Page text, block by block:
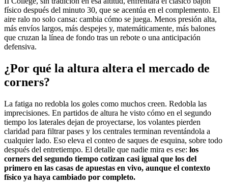
físico después del minuto 30, que se acentúa en el complemento. El
aire ralo no solo cansa: cambia cómo se juega. Menos presión alta,
más envíos largos, más despejes y, matemáticamente, más balones
que cruzan la línea de fondo tras un rebote o una anticipación
defensiva.
¿Por qué la altura altera el mercado de
corners?
La fatiga no redobla los goles como muchos creen. Redobla las
imprecisiones. En partidos de altura he visto cómo en el segundo
tiempo los laterales dejan de proyectarse, los volantes pierden
claridad para filtrar pases y los centrales terminan reventándola a
cualquier lado. Eso eleva el conteo de saques de esquina, sobre todo
después del entretiempo. El detalle que nadie mira es ese: los
corners del segundo tiempo cotizan casi igual que los del
primero en las casas de apuestas en vivo, aunque el contexto
físico ya haya cambiado por completo.